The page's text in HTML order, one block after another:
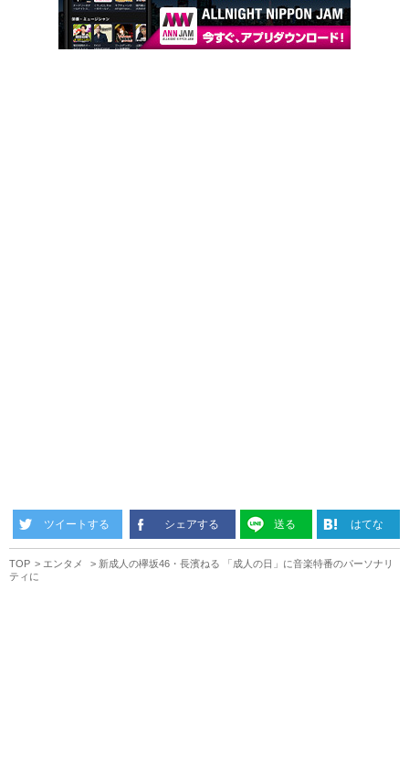
ツイートする シェアする 送る はてな
TOP エンタメ
新成人の欅坂46・長濱ねる 「成人の日」に音楽特番のパーソナリ
ティに